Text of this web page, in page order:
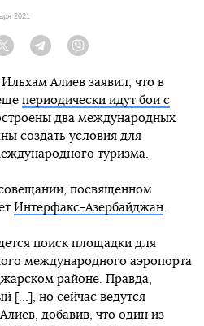
2021
Twitter Telegram
Алиев заявил, что в
периодически идут бои с
два международных
создать условия для
туризма.
посвященном
Интерфакс-Азербайджан.
поиск площадки для
международного аэропорта
районе. Правда,
[...], но сейчас ведутся
добавив, что один из